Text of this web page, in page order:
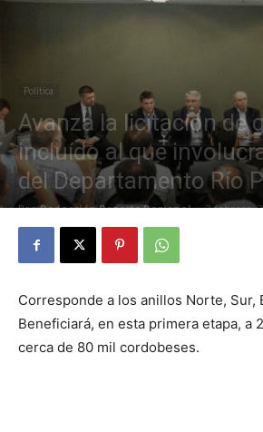
Política
Avanza la licitación de
incluído al que
del Departamento Río
Por Redacción Reporte Regional - 3 febrero,
Corresponde a los anillos Norte, Sur,
Beneficiará, en esta primera etapa, a
cerca de 80 mil cordobeses.